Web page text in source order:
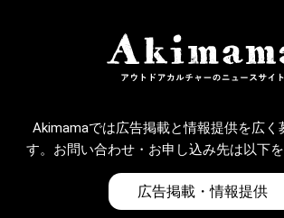
Akimamaでは広告掲載と情報提供を広く
す。お問い合わせ・お申し込み先は以下を
広告掲載・情報提供